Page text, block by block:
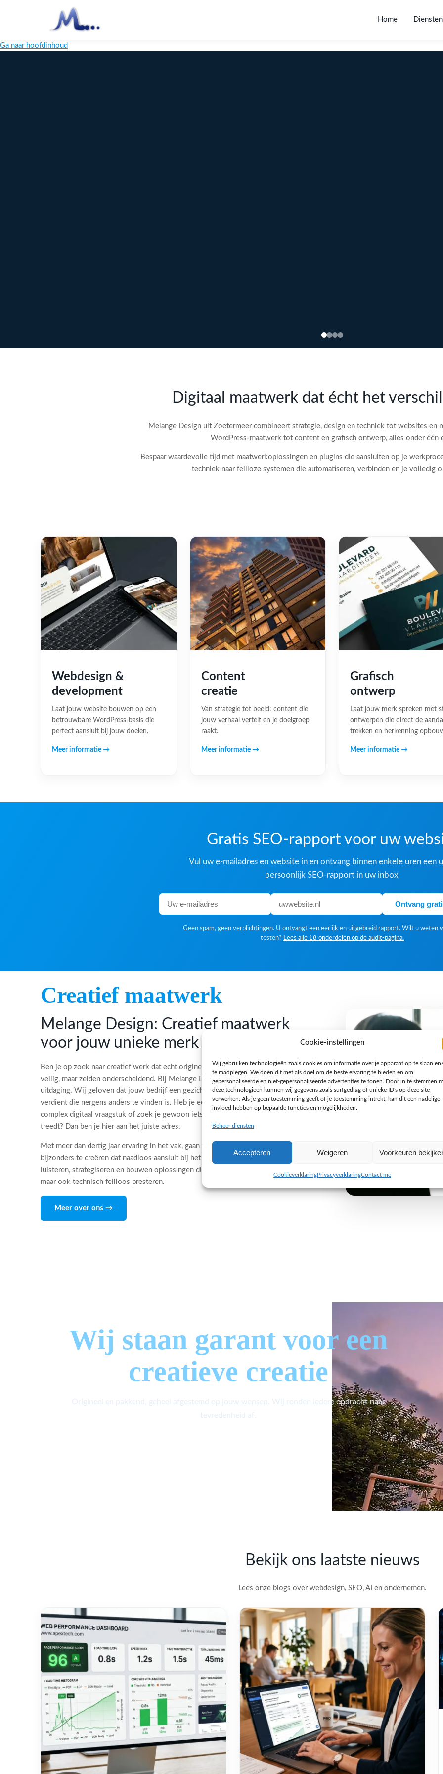
Cookie-instellingen
Wij gebruiken technologieën zoals cookies om informatie over je apparaat op te slaan
te raadplegen. We doen dit met als doel om de beste ervaring te bieden en om
gepersonaliseerde en niet-gepersonaliseerde advertenties te tonen. Door in te stemmen
deze technologieën kunnen wij gegevens zoals surfgedrag of unieke ID's op deze site
verwerken. Als je geen toestemming geeft of je toestemming intrekt, kan dit een nadelige
invloed hebben op bepaalde functies en mogelijkheden.
Beheer diensten
Accepteren Weigeren Voorkeuren
CookieverklaringPrivacyverklaringContact me
Home Diensten
Ga naar hoofdinhoud
Digitaal maatwerk dat écht het
Melange Design uit Zoetermeer combineert strategie, design en techniek tot websites en
WordPress-maatwerk tot content en grafisch ontwerp, alles onder één
Bespaar waardevolle tijd met maatwerkoplossingen en plugins die aansluiten op je
techniek naar feilloze systemen die automatiseren, verbinden en je volledig
Webdesign &
development
Laat jouw website bouwen op een
betrouwbare WordPress-basis die
perfect aansluit bij jouw doelen.
Meer informatie →
Content
creatie
Van strategie tot beeld: content die
jouw verhaal vertelt en je doelgroep
raakt.
Meer informatie →
Grafisch
ontwerp
Laat jouw merk spreken met
ontwerpen die direct de
trekken en herkenning
Meer informatie →
Gratis SEO-rapport voor uw
Vul uw e-mailadres en website in en ontvang binnen enkele uren een
persoonlijk SEO-rapport in uw inbox.
Ontvang
Geen spam, geen verplichtingen. U ontvangt een eerlijk en uitgebreid rapport. Wilt u weten
testen? Lees alle 18 onderdelen op de audit-pagina.
Creatief maatwerk
Melange Design: Creatief maatwerk
voor jouw unieke merk
Ben je op zoek naar creatief werk dat echt origineel is? Een standaardoplossing is
veilig, maar zelden onderscheidend. Bij Melange Design houden we van een
uitdaging. Wij geloven dat jouw bedrijf een gezicht, een verhaal en een techniek
verdient die nergens anders te vinden is. Heb je een bijzondere opdracht, een
complex digitaal vraagstuk of zoek je gewoon iets dat buiten de gebaande paden
treedt? Dan ben je hier aan het juiste adres.
Met meer dan dertig jaar ervaring in het vak, gaan wij de uitdaging aan om iets
bijzonders te creëren dat naadloos aansluit bij het DNA van jouw organisatie. Wij
luisteren, strategiseren en bouwen oplossingen die niet alleen visueel indruk maken,
maar ook technisch feilloos presteren.
Meer over ons →
Wij staan garant voor een
creatieve creatie
Origineel en pakkend, geheel afgestemd op jouw wensen. Wij ronden iedere opdracht naar
tevredenheid af.
Bekijk ons laatste nieuws
Lees onze blogs over webdesign, SEO, AI en ondernemen.